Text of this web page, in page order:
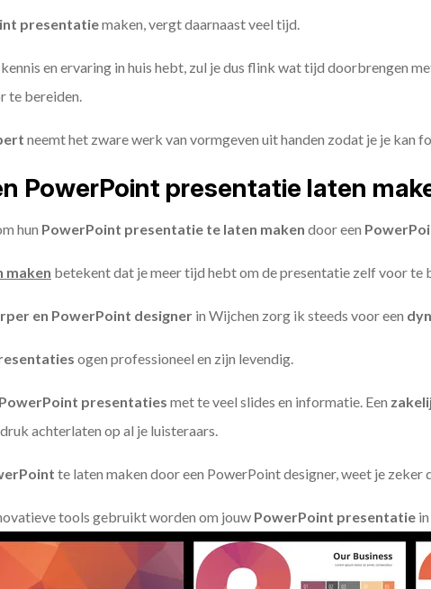
presentatiemaken, vergt daarnaast veel tijd.
en ervaring in huis hebt, zul je dus flink wat tijd doorbrengen
te bereiden.
neemt het zware werk van vormgeven uit handen zodat je je kan
PowerPoint presentatie laten
hun PowerPoint presentatie te laten maken door een
maken betekent dat je meer tijd hebt om de presentatie zelf voor te
en PowerPoint designer in Wijchen zorg ik steeds voor een
ogen professioneel en zijn levendig.
PowerPoint presentaties met te veel slides en informatie. Een
achterlaten op al je luisteraars.
te laten maken door een PowerPoint designer, weet je
tools gebruikt worden om jouw PowerPoint presentatie